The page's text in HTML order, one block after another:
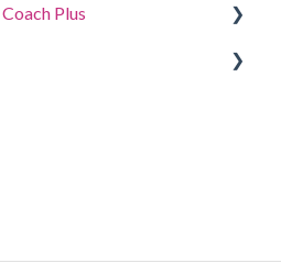
Plus
oder bearbeiten
Lumina-Team